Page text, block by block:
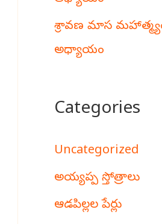
శ్రావణ మాస
అధ్యాయం
Categories
Uncategorized
అయ్యప్ప స్తోత్రాలు
ఆడపిల్లల పేర్లు